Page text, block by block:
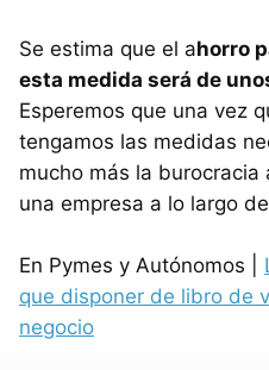
Se estima que el ahorro
esta medida será de
Esperemos que una vez
tengamos las medidas
mucho más la
una empresa a lo largo
En Pymes y Autónomos |
que disponer de libro de
negocio